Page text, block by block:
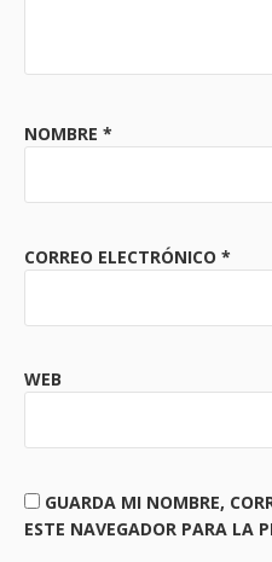
NOMBRE *
CORREO ELECTRÓNICO *
WEB
GUARDA MI NOMBRE,
ESTE NAVEGADOR PARA LA